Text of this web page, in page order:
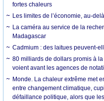
fortes chaleurs
Les limites de l’économie, au-
La caméra au service de la
Madagascar
Cadmium : des laitues peuvent-
80 milliards de dollars promis à
voient avant les agences de
Monde. La chaleur extrême met
entre changement climatique,
défaillance politique, alors que